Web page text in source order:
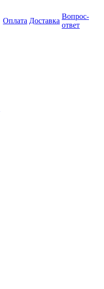
Оплата Доставка
Вопрос-
ответ